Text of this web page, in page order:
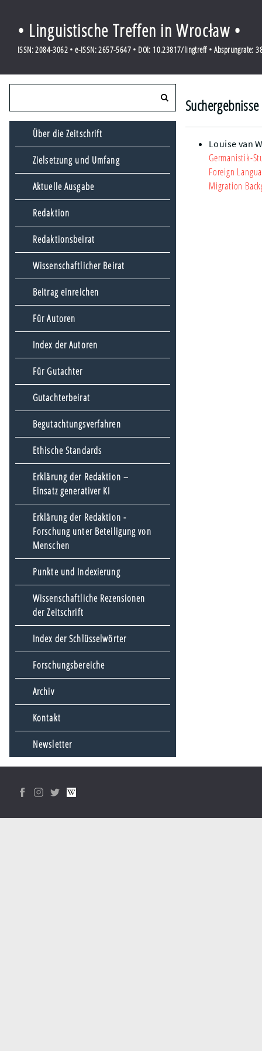
• Linguistische Treffen in Wrocław •
ISSN: 2084-3062 • e-ISSN: 2657-5647 • DOI: 10.23817/lingtreff • Absprungrate:
Über die Zeitschrift
Zielsetzung und Umfang
Aktuelle Ausgabe
Redaktion
Redaktionsbeirat
Wissenschaftlicher Beirat
Beitrag einreichen
Für Autoren
Index der Autoren
Für Gutachter
Gutachterbeirat
Begutachtungsverfahren
Ethische Standards
Erklärung der Redaktion –
Einsatz generativer KI
Erklärung der Redaktion -
Forschung unter Beteiligung von
Menschen
Punkte und Indexierung
Wissenschaftliche Rezensionen
der Zeitschrift
Index der Schlüsselwörter
Forschungsbereiche
Archiv
Kontakt
Newsletter
Louise van
Germanistik-
Foreign
Migration